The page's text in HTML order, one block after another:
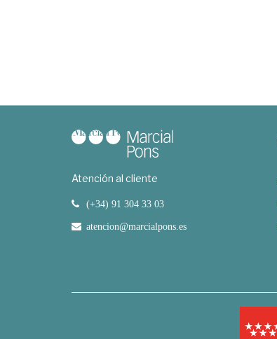
Atención al cliente
(+34) 91 304 33 03
atencion@marcialpons.es